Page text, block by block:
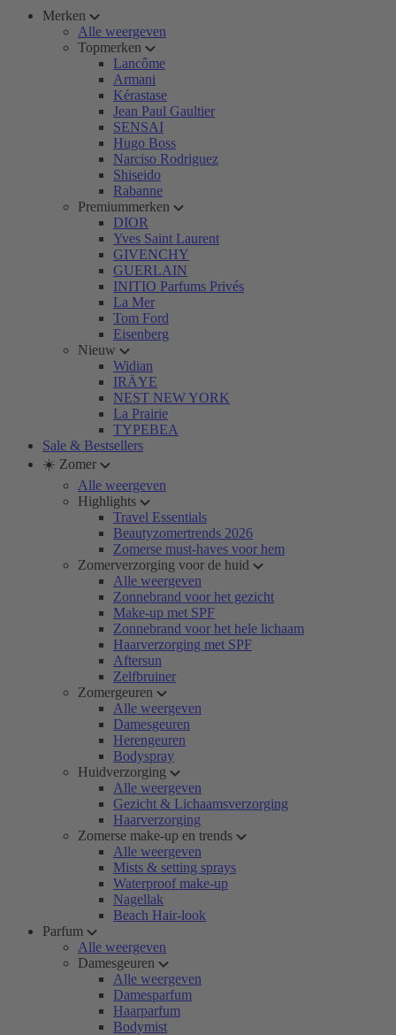
Merken
Alle weergeven
Topmerken
Lancôme
Armani
Kérastase
Jean Paul Gaultier
SENSAI
Hugo Boss
Narciso Rodriguez
Shiseido
Rabanne
Premiummerken
DIOR
Yves Saint Laurent
GIVENCHY
GUERLAIN
INITIO Parfums Privés
La Mer
Tom Ford
Eisenberg
Nieuw
Widian
IRÄYE
NEST NEW YORK
La Prairie
TYPEBEA
Sale & Bestsellers
☀️ Zomer
Alle weergeven
Highlights
Travel Essentials
Beautyzomertrends 2026
Zomerse must-haves voor hem
Zomerverzorging voor de huid
Alle weergeven
Zonnebrand voor het gezicht
Make-up met SPF
Zonnebrand voor het hele lichaam
Haarverzorging met SPF
Aftersun
Zelfbruiner
Zomergeuren
Alle weergeven
Damesgeuren
Herengeuren
Bodyspray
Huidverzorging
Alle weergeven
Gezicht & Lichaamsverzorging
Haarverzorging
Zomerse make-up en trends
Alle weergeven
Mists & setting sprays
Waterproof make-up
Nagellak
Beach Hair-look
Parfum
Alle weergeven
Damesgeuren
Alle weergeven
Damesparfum
Haarparfum
Bodymist